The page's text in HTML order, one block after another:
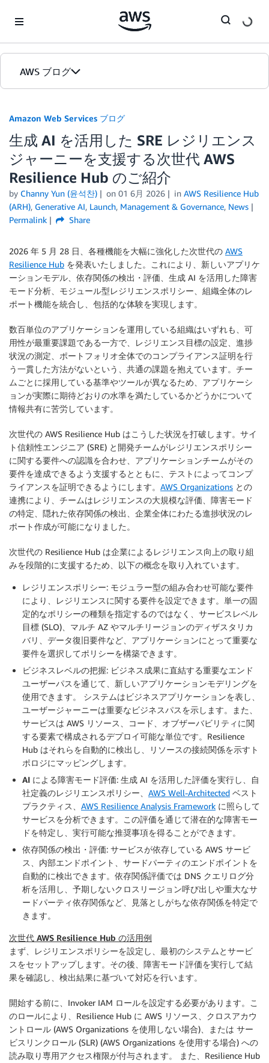
AWS ブログ
カテゴリ
エディション
Amazon Web Services ブログ
生成 AI を活用した SRE レジリエンス
ジャーニーを支援する次世代 AWS
Resilience Hub のご紹介
by Channy Yun (윤석찬) on 01 6月 2026 in AWS Resilience Hub
(ARH), Generative AI, Launch, Management & Governance, News
Permalink
Share
2026 年 5 月 28 日、各種機能を大幅に強化した次世代の AWS
Resilience Hub を発表いたしました。これにより、新しいアプリケ
ーションモデル、依存関係の検出・評価、生成 AI を活用した障害
モード分析、モジュール型レジリエンスポリシー、組織全体のレ
ポート機能を統合し、包括的な体験を実現します。
数百単位のアプリケーションを運用している組織はいずれも、可
用性が最重要課題である一方で、レジリエンス目標の設定、進捗
状況の測定、ポートフォリオ全体でのコンプライアンス証明を行
う一貫した方法がないという、共通の課題を抱えています。チー
ムごとに採用している基準やツールが異なるため、アプリケーシ
ョンが実際に期待どおりの水準を満たしているかどうかについて
情報共有に苦労しています。
次世代の AWS Resilience Hub はこうした状況を打破します。サイ
ト信頼性エンジニア (SRE) と開発チームがレジリエンスポリシー
に関する要件への認識を合わせ、アプリケーションチームがその
要件を達成できるよう支援するとともに、テストによってコンプ
ライアンスを証明できるようにします。 AWS Organizations との
連携により、チームはレジリエンスの大規模な評価、障害モード
の特定、隠れた依存関係の検出、企業全体にわたる進捗状況のレ
ポート作成が可能になりました。
次世代の Resilience Hub は企業によるレジリエンス向上の取り組
みを段階的に支援するため、以下の概念を取り入れています。
レジリエンスポリシー: モジュラー型の組み合わせ可能な要件
により、レジリエンスに関する要件を設定できます。単一の固
定的なポリシーの種類を指定するのではなく、サービスレベル
目標 (SLO)、マルチ AZ やマルチリージョンのディザスタリカ
バリ、データ復旧要件など、アプリケーションにとって重要な
要件を選択してポリシーを構築できます。
ビジネスレベルの把握: ビジネス成果に直結する重要なエンド
ユーザーパスを通じて、新しいアプリケーションモデリングを
使用できます。 システムはビジネスアプリケーションを表し、
ユーザージャーニーは重要なビジネスパスを示します。また、
サービスは AWS リソース、コード、オブザーバビリティに関
する要素で構成されるデプロイ可能な単位です。Resilience
Hub はそれらを自動的に検出し、リソースの接続関係を示すト
ポロジにマッピングします。
AI による障害モード評価: 生成 AI を活用した評価を実行し、自
社定義のレジリエンスポリシー、 AWS Well-Architected ベスト
プラクティス、 AWS Resilience Analysis Framework に照らして
サービスを分析できます。この評価を通じて潜在的な障害モー
ドを特定し、実行可能な推奨事項を得ることができます。
依存関係の検出・評価: サービスが依存している AWS サービ
ス、内部エンドポイント、サードパーティのエンドポイントを
自動的に検出できます。依存関係評価では DNS クエリログ分
析を活用し、予期しないクロスリージョン呼び出しや重大なサ
ードパーティ依存関係など、見落としがちな依存関係を特定で
きます。
次世代 AWS Resilience Hub の活用例
まず、レジリエンスポリシーを設定し、最初のシステムとサービ
スをセットアップします。その後、障害モード評価を実行して結
果を確認し、検出結果に基づいて対応を行います。
開始する前に、Invoker IAM ロールを設定する必要があります。こ
のロールにより、Resilience Hub に AWS リソース、クロスアカウ
ントロール (AWS Organizations を使用しない場合)、または サー
ビスリンクロール (SLR) (AWS Organizations を使用する場合) への
読み取り専用アクセス権限が付与されます。 また、Resilience Hub